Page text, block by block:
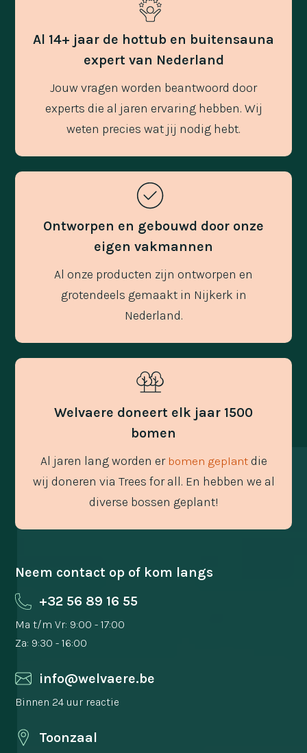
Al 14+ jaar de hottub en buitensauna
expert van Nederland
Jouw vragen worden beantwoord door
experts die al jaren ervaring hebben. Wij
weten precies wat jij nodig hebt.
Ontworpen en gebouwd door onze
eigen vakmannen
Al onze producten zijn ontworpen en
grotendeels gemaakt in Nijkerk in
Nederland.
Welvaere doneert elk jaar 1500
bomen
Al jaren lang worden er bomen geplantdie
wij doneren via Trees for all. En hebben we al
diverse bossen geplant!
Neem contact op of kom langs
+32 56 89 16 55
Ma t/m Vr: 9:00 - 17:00
Za: 9:30 - 16:00
info@welvaere.be
Binnen 24 uur reactie
Toonzaal